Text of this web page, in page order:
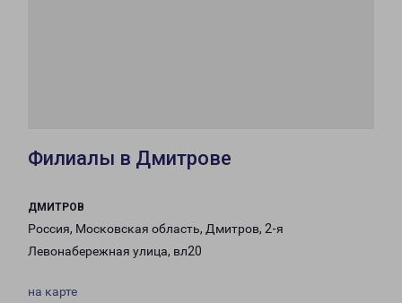
Филиалы в Дмитрове
ДМИТРОВ
Россия, Московская область, Дмитров, 2-я
Левонабережная улица, вл20
на карте